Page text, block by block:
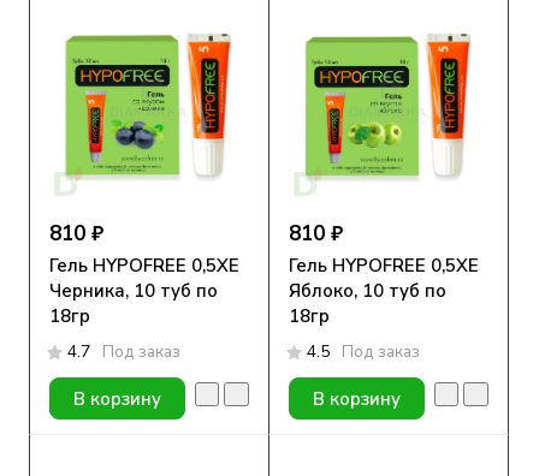
810 ₽
Гель HYPOFREE 0,5ХЕ
Черника, 10 туб по
18гр
4.7 Под заказ
В корзину
810 ₽
Гель HYPOFREE 0,5ХЕ
Яблоко, 10 туб по
18гр
4.5 Под заказ
В корзину